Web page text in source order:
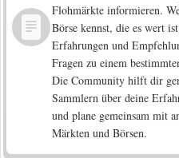
Flohmärkte informieren.
Börse kennst, die es wert
Erfahrungen und
Fragen zu einem
Die Community hilft dir
Sammlern über deine
und plane gemeinsam mit
Märkten und Börsen.